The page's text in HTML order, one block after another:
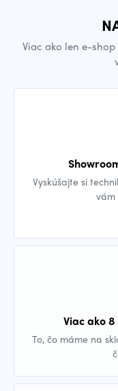
Viac ako len e-
Vyskúšajte si
vám
Viac ako
To, čo máme na